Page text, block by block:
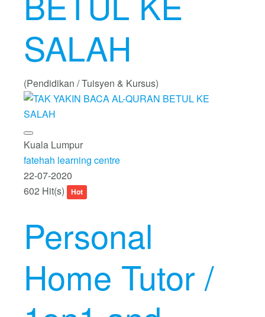
SALAH
(Pendidikan / Tuisyen & Kursus)
Kuala Lumpur
fatehah learning centre
22-07-2020
602 Hit(s)
Hot
Personal
Home Tutor /